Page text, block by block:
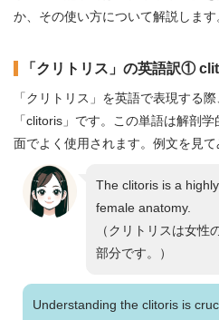
か、その使い方について解説します
「クリトリス」の英語訳①
「クリトリス」を英語で表現する
「clitoris」です。この単語は解剖
面でよく使用されます。例文を見て
The clitoris is a
female anatomy.
（クリトリスは女性
部分です。）
Understanding the clitoris is